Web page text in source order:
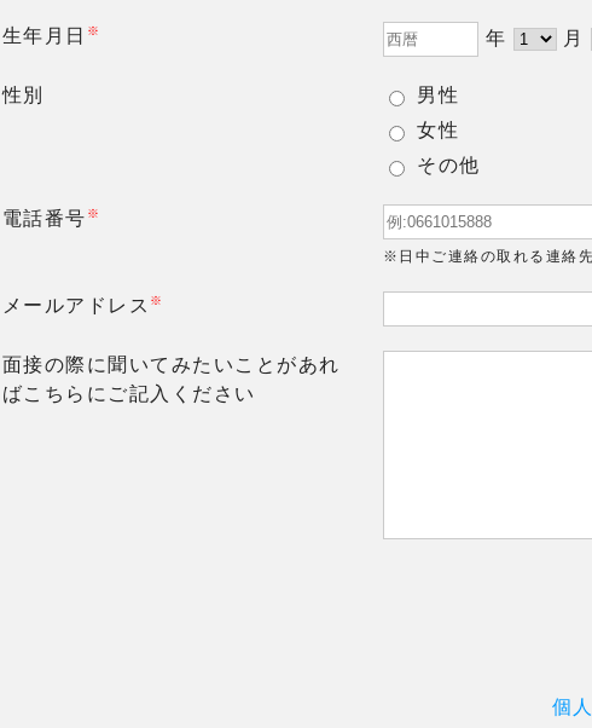
生年月日 ※ 年 月
性別
男性
女性
その他
電話番号 ※
※日中ご連絡の取れる連絡
メールアドレス ※
面接の際に聞いてみたいことがあれ
ばこちらにご記入ください
個